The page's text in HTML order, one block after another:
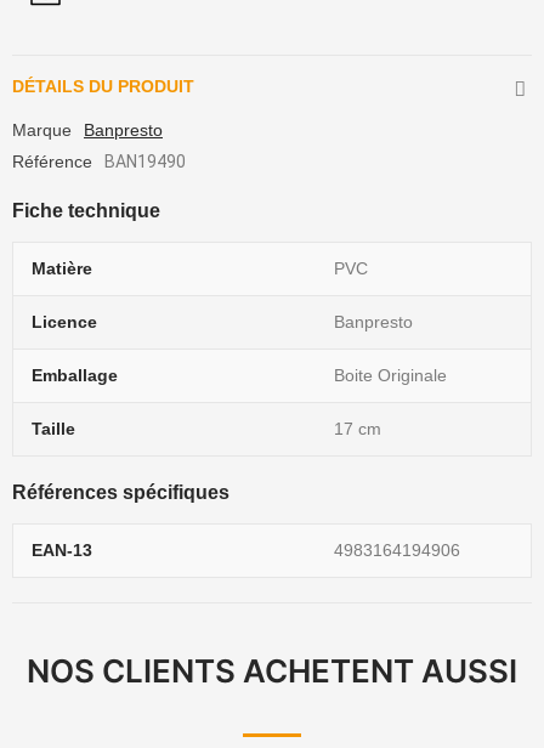
DÉTAILS DU PRODUIT
Marque
Banpresto
Référence
BAN19490
Fiche technique
Matière PVC
Licence Banpresto
Emballage Boite Originale
Taille 17 cm
Références spécifiques
EAN-13 4983164194906
NOS CLIENTS ACHETENT AUSSI